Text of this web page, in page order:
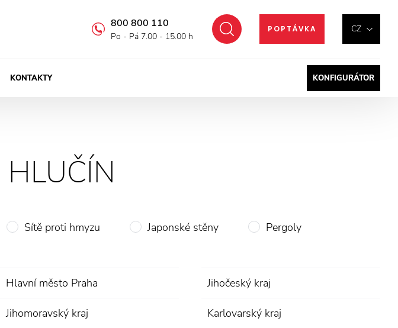
CZ
POPTÁVKA
Hledat
800 800 110
Po - Pá 7.00 - 15.00 h
KONTAKTY KONFIGURÁTOR
HLUČÍN
Sítě proti hmyzu Japonské stěny Pergoly
Hlavní město Praha Jihočeský kraj
Jihomoravský kraj Karlovarský kraj